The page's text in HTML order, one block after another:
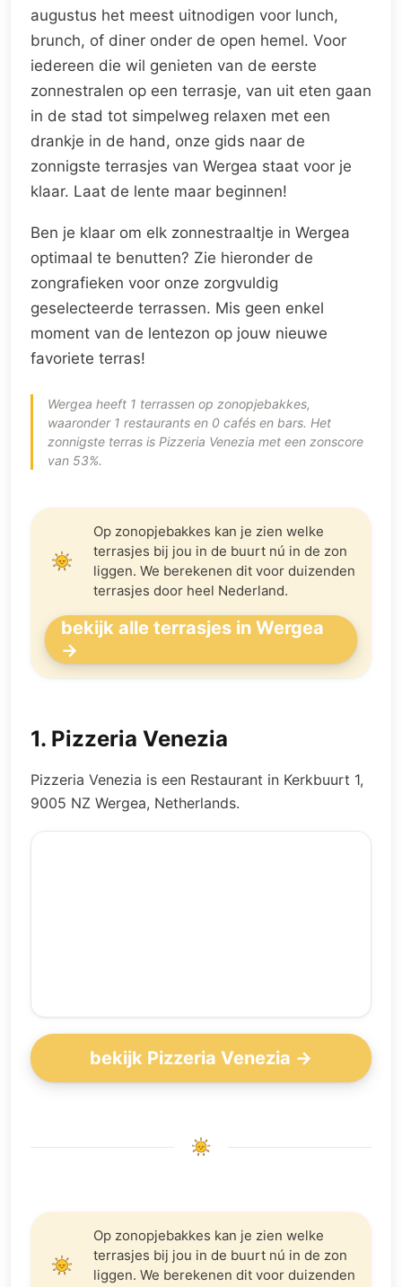
augustus het meest uitnodigen voor lunch,
brunch, of diner onder de open hemel. Voor
iedereen die wil genieten van de eerste
zonnestralen op een terrasje, van uit eten gaan
in de stad tot simpelweg relaxen met een
drankje in de hand, onze gids naar de
zonnigste terrasjes van Wergea staat voor je
klaar. Laat de lente maar beginnen!
Ben je klaar om elk zonnestraaltje in Wergea
optimaal te benutten? Zie hieronder de
zongrafieken voor onze zorgvuldig
geselecteerde terrassen. Mis geen enkel
moment van de lentezon op jouw nieuwe
favoriete terras!
Wergea heeft 1 terrassen op zonopjebakkes,
waaronder 1 restaurants en 0 cafés en bars. Het
zonnigste terras is Pizzeria Venezia met een zonscore
van 53%.
Op zonopjebakkes kan je zien welke
terrasjes bij jou in de buurt nú in de zon
liggen. We berekenen dit voor duizenden
terrasjes door heel Nederland.
bekijk alle terrasjes in Wergea
→
1. Pizzeria Venezia
Pizzeria Venezia is een Restaurant in Kerkbuurt 1,
9005 NZ Wergea, Netherlands.
bekijk Pizzeria Venezia →
Op zonopjebakkes kan je zien welke
terrasjes bij jou in de buurt nú in de zon
liggen. We berekenen dit voor duizenden